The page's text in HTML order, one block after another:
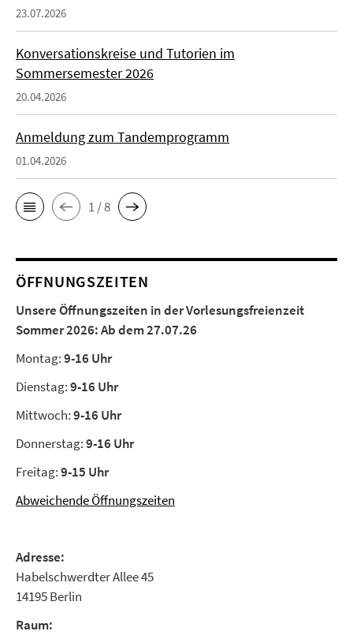
23.07.2026
Konversationskreise und Tutorien im
Sommersemester 2026
20.04.2026
Anmeldung zum Tandemprogramm
01.04.2026
1 / 8
ÖFFNUNGSZEITEN
Unsere Öffnungszeiten in der Vorlesungsfreienzeit
Sommer 2026:Ab dem 27.07.26
Montag:9-16 Uhr
Dienstag:9-16 Uhr
Mittwoch:9-16 Uhr
Donnerstag:9-16 Uhr
Freitag:9-15 Uhr
Abweichende Öffnungszeiten
Adresse:
Habelschwerdter Allee 45
14195 Berlin
Raum: